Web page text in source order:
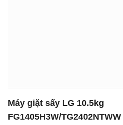
Máy giặt sấy LG 10.5kg
FG1405H3W/TG2402NTWW